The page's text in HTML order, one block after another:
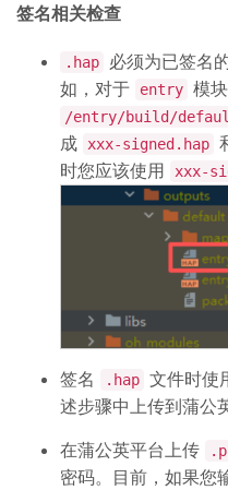
签名相关检查
.hap
必须为已签名
如，对于
entry 模
/entry/build/
成
xxx-signed.hap
时您应该使用
xxx-
签名 .hap 文件时使
述步骤中上传到蒲公
在蒲公英平台上传
密码。目前，如果您